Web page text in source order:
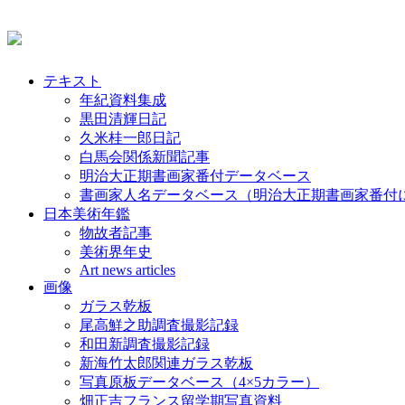
テキスト
年紀資料集成
黒田清輝日記
久米桂一郎日記
白馬会関係新聞記事
明治大正期書画家番付データベース
書画家人名データベース（明治大正期書画家番付
日本美術年鑑
物故者記事
美術界年史
Art news articles
画像
ガラス乾板
尾高鮮之助調査撮影記録
和田新調査撮影記録
新海竹太郎関連ガラス乾板
写真原板データベース（4×5カラー）
畑正吉フランス留学期写真資料